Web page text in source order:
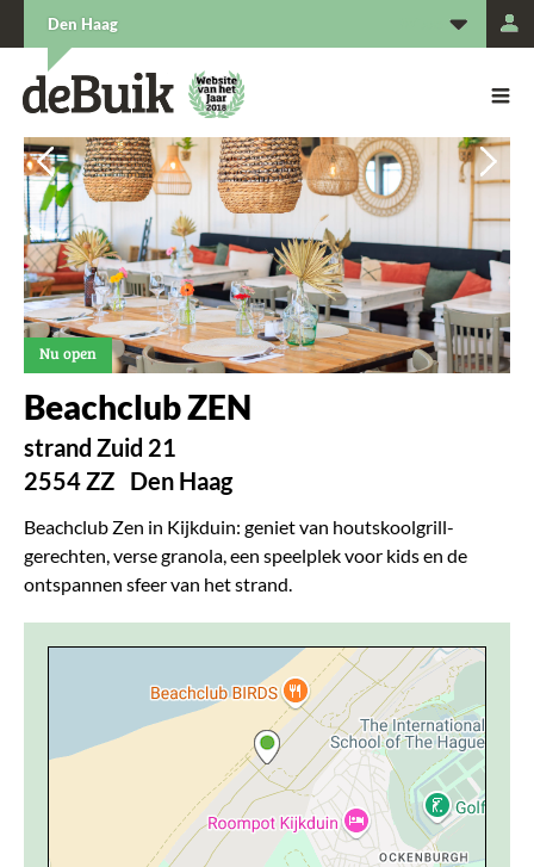
Vorige
Vorige
Nu open
Beachclub ZEN
strand Zuid 21
2554 ZZ Den Haag
Beachclub Zen in Kijkduin: geniet van houtskoolgrill-
gerechten, verse granola, een speelplek voor kids en de
ontspannen sfeer van het strand.
Den Haag
De Buik van {city: city}
De Buik